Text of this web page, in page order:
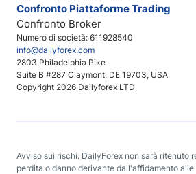
Numero di società: 611928540
info@dailyforex.com
2803 Philadelphia Pike
Suite B #287 Claymont, DE 19703, USA
Copyright 2026 Dailyforex LTD
Confronto Piattaforme Trading
Confronto Broker
Avviso sui rischi: DailyForex non sarà ritenuto
perdita o danno derivante dall'affidamento